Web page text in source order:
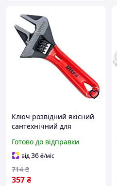
Ключ розвідний якісний
сантехнічний для
ремонту авто 120 мм 0-24
мм Ultra
Готово до відправки
від36₴/міс
357₴
714 ₴